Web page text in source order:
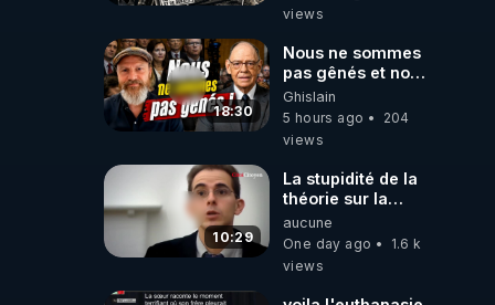
avec John Doe
views
18:30
Nous ne sommes
pas gênés et nous
n’avons pas
besoin de nous
excuser ! #jw
#collegecentral
Ghislain
5 hours ago
204
views
10:29
La stupidité de la
théorie sur la
responsabilité de
l’homme
concernant le
carbone.
aucune
One day ago
1.6 k
views